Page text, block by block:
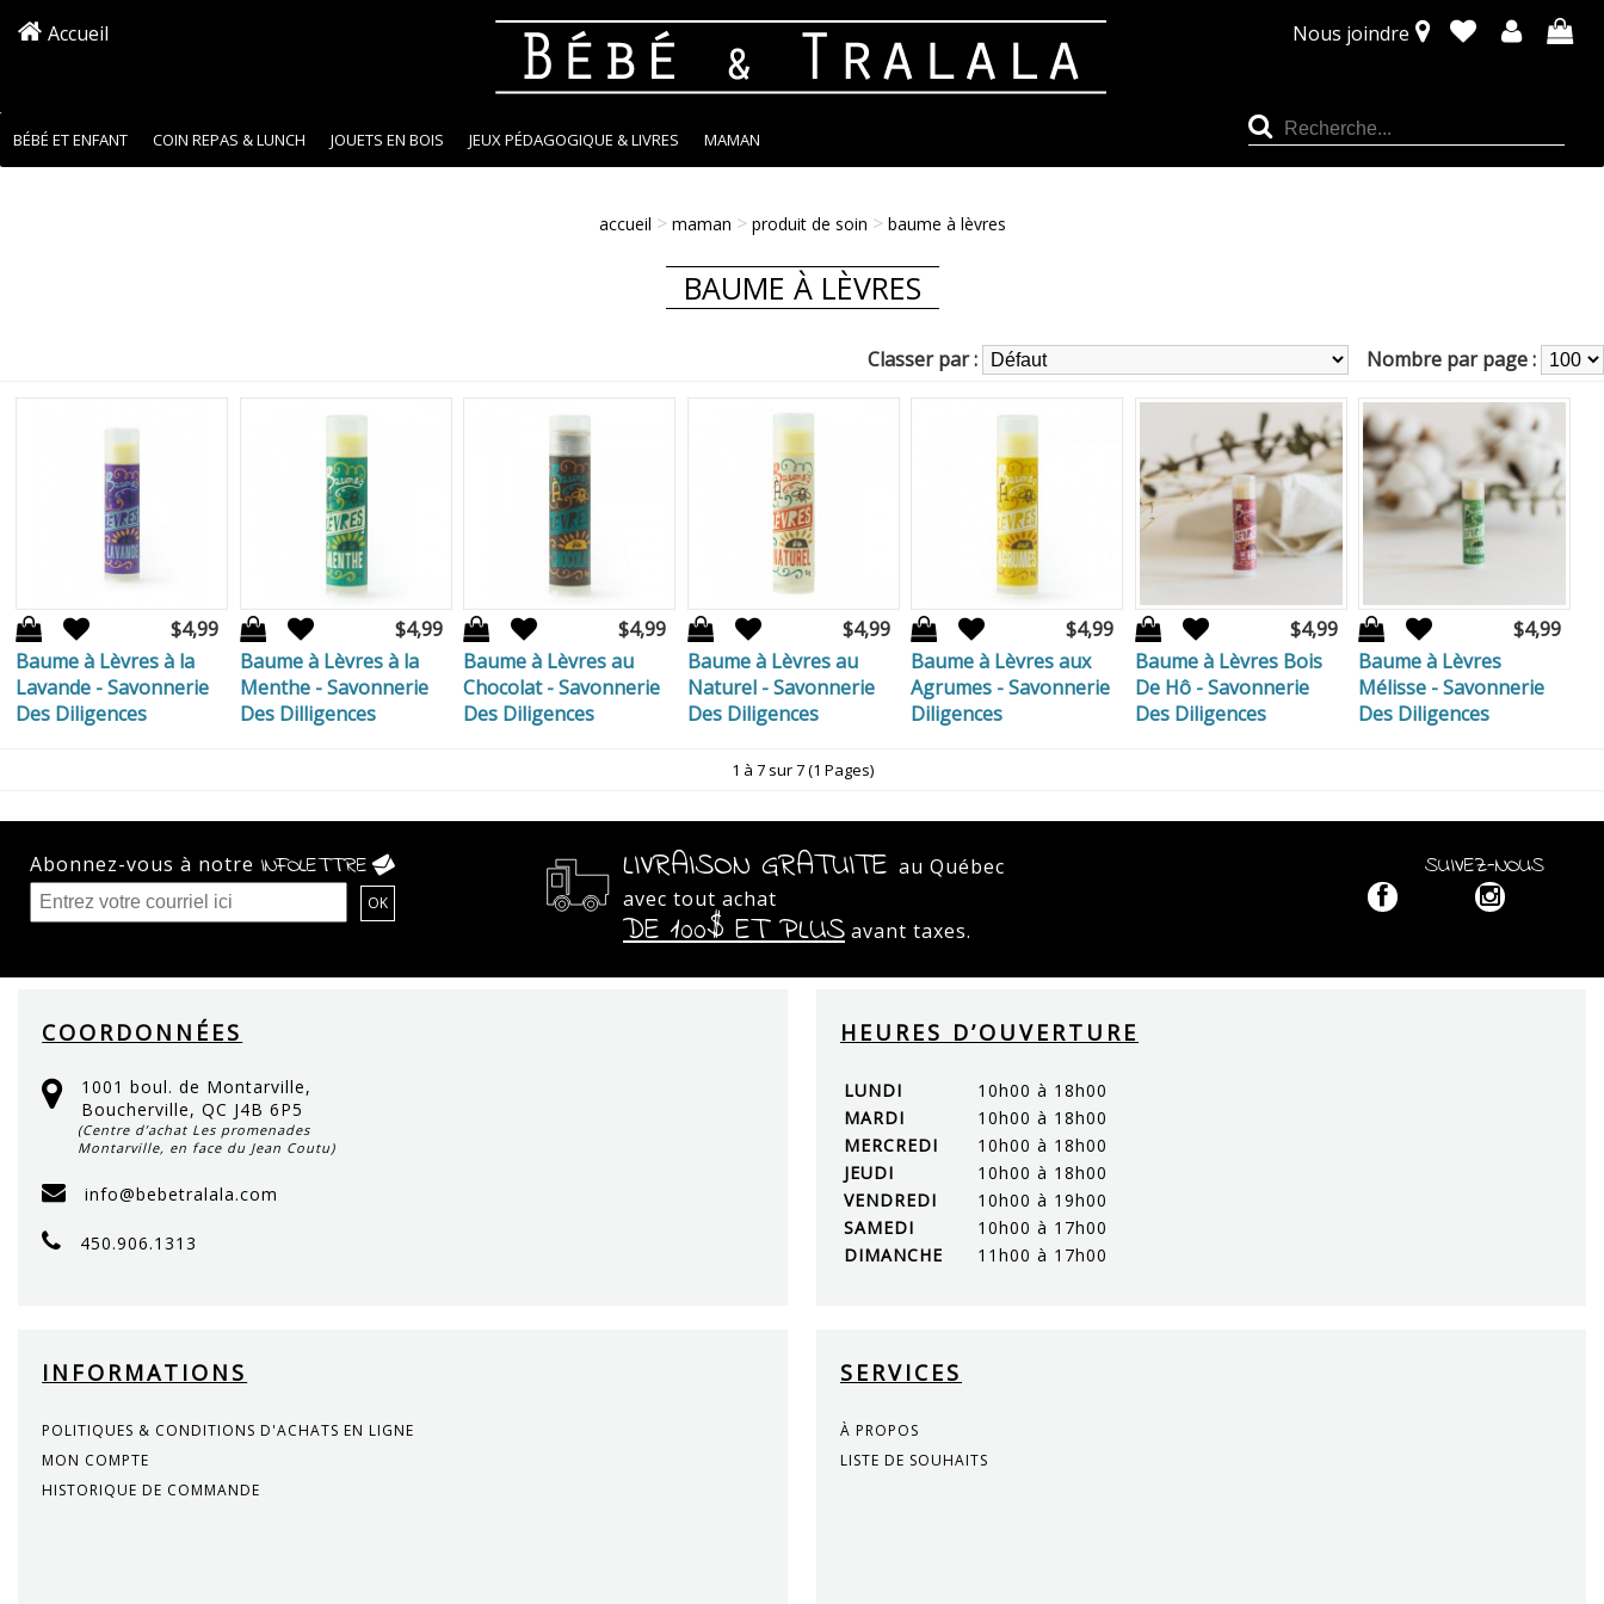
Accueil Nous joindre
BÉBÉ ET ENFANT COIN REPAS & LUNCH JOUETS EN BOIS JEUX PÉDAGOGIQUE & LIVRES MAMAN
accueil > maman > produit de soin > baume à lèvres
BAUME À LÈVRES
Nombre par page :
Classer par :
$4,99
Baume à Lèvres à la
Lavande - Savonnerie
Des Diligences
$4,99
Baume à Lèvres à la
Menthe - Savonnerie
Des Dilligences
$4,99
Baume à Lèvres au
Chocolat - Savonnerie
Des Diligences
$4,99
Baume à Lèvres au
Naturel - Savonnerie
Des Diligences
$4,99
Baume à Lèvres aux
Agrumes - Savonnerie
Diligences
$4,99
Baume à Lèvres Bois
De Hô - Savonnerie
Des Diligences
$4,99
Baume à Lèvres
Mélisse - Savonnerie
Des Diligences
1 à 7 sur 7 (1 Pages)
Abonnez-vous à notre INFOLETTRE LIVRAISON GRATUITEau Québec
avec tout achat
DE 100$ ET PLUS avant taxes.
SUIVEZ-NOUS
COORDONNÉES
1001 boul. de Montarville,
Boucherville, QC J4B 6P5
(Centre d’achat Les promenades
Montarville, en face du Jean Coutu)
info@bebetralala.com
450.906.1313
HEURES D’OUVERTURE
LUNDI
10h00 à 18h00
MARDI
10h00 à 18h00
MERCREDI
10h00 à 18h00
JEUDI
10h00 à 18h00
VENDREDI
10h00 à 19h00
SAMEDI
10h00 à 17h00
DIMANCHE
11h00 à 17h00
INFORMATIONS
POLITIQUES & CONDITIONS D'ACHATS EN LIGNE
MON COMPTE
HISTORIQUE DE COMMANDE
SERVICES
À PROPOS
LISTE DE SOUHAITS